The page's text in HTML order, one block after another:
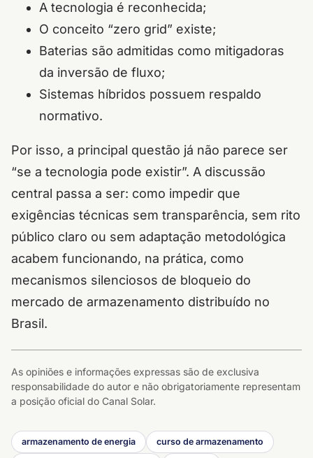
A tecnologia é reconhecida;
O conceito “zero grid” existe;
Baterias são admitidas como mitigadoras
da inversão de fluxo;
Sistemas híbridos possuem respaldo
normativo.
Por isso, a principal questão já não parece ser
“se a tecnologia pode existir”. A discussão
central passa a ser: como impedir que
exigências técnicas sem transparência, sem rito
público claro ou sem adaptação metodológica
acabem funcionando, na prática, como
mecanismos silenciosos de bloqueio do
mercado de armazenamento distribuído no
Brasil.
As opiniões e informações expressas são de exclusiva
responsabilidade do autor e não obrigatoriamente representam
a posição oficial do Canal Solar.
armazenamento de energia curso de armazenamento